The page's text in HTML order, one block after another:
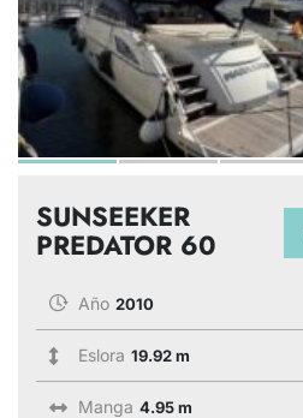
SUNSEEKER
PREDATOR 60
Año 2010
Eslora 19.92 m
Manga 4.95 m